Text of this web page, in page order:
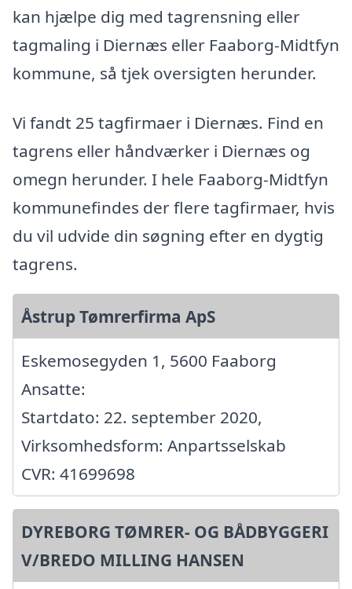
kan hjælpe dig med tagrensning eller
tagmaling i Diernæs eller Faaborg-Midtfyn
kommune, så tjek oversigten herunder.
Vi fandt 25 tagfirmaer i Diernæs. Find en
tagrens eller håndværker i Diernæs og
omegn herunder. I hele Faaborg-Midtfyn
kommunefindes der flere tagfirmaer, hvis
du vil udvide din søgning efter en dygtig
tagrens.
Åstrup Tømrerfirma ApS
Eskemosegyden 1, 5600 Faaborg
Ansatte:
Startdato: 22. september 2020,
Virksomhedsform: Anpartsselskab
CVR: 41699698
DYREBORG TØMRER- OG BÅDBYGGERI
V/BREDO MILLING HANSEN